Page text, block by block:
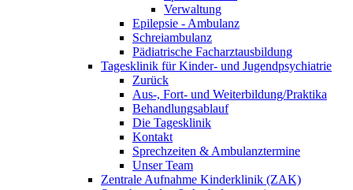
Verwaltung
Epilepsie - Ambulanz
Schreiambulanz
Pädiatrische Facharztausbildung
Tagesklinik für Kinder- und Jugendpsychiatrie
Zurück
Aus-, Fort- und Weiterbildung/Praktika
Behandlungsablauf
Die Tagesklinik
Kontakt
Sprechzeiten & Ambulanztermine
Unser Team
Zentrale Aufnahme Kinderklinik (ZAK)